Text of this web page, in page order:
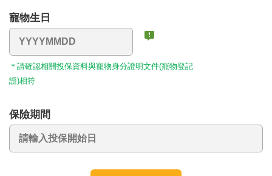
寵物生日
＊請確認相關投保資料與寵物身分證明文件(寵物登記
證)相符
保險期間